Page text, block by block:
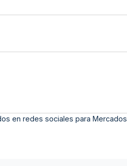
en redes sociales para Mercados